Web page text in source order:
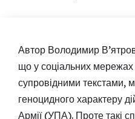
Автор Володимир
що у соціальних мережах
супровідними текстами,
геноцидного характеру
Армії (УПА). Проте такі